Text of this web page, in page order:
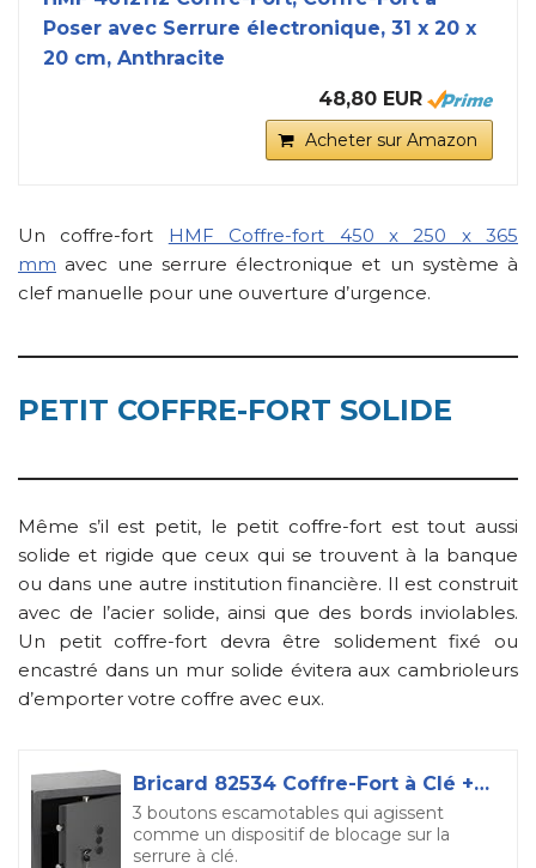
Poser avec Serrure électronique, 31 x 20 x
20 cm, Anthracite
48,80 EUR
Acheter sur Amazon
Un coffre-fort HMF Coffre-fort 450 x 250 x 365
mm avec une serrure électronique et un système à
clef manuelle pour une ouverture d’urgence.
PETIT COFFRE-FORT SOLIDE
Même s’il est petit, le petit coffre-fort est tout aussi
solide et rigide que ceux qui se trouvent à la banque
ou dans une autre institution financière. Il est construit
avec de l’acier solide, ainsi que des bords inviolables.
Un petit coffre-fort devra être solidement fixé ou
encastré dans un mur solide évitera aux cambrioleurs
d’emporter votre coffre avec eux.
Bricard 82534 Coffre-Fort à Clé + Boutons 36x40x30cm à Poser - 24kg - 19, 7L
3 boutons escamotables qui agissent
comme un dispositif de blocage sur la
serrure à clé.